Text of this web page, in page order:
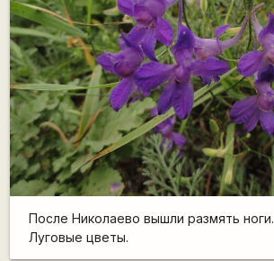
После Николаево вышли размять ноги.
Луговые цветы.